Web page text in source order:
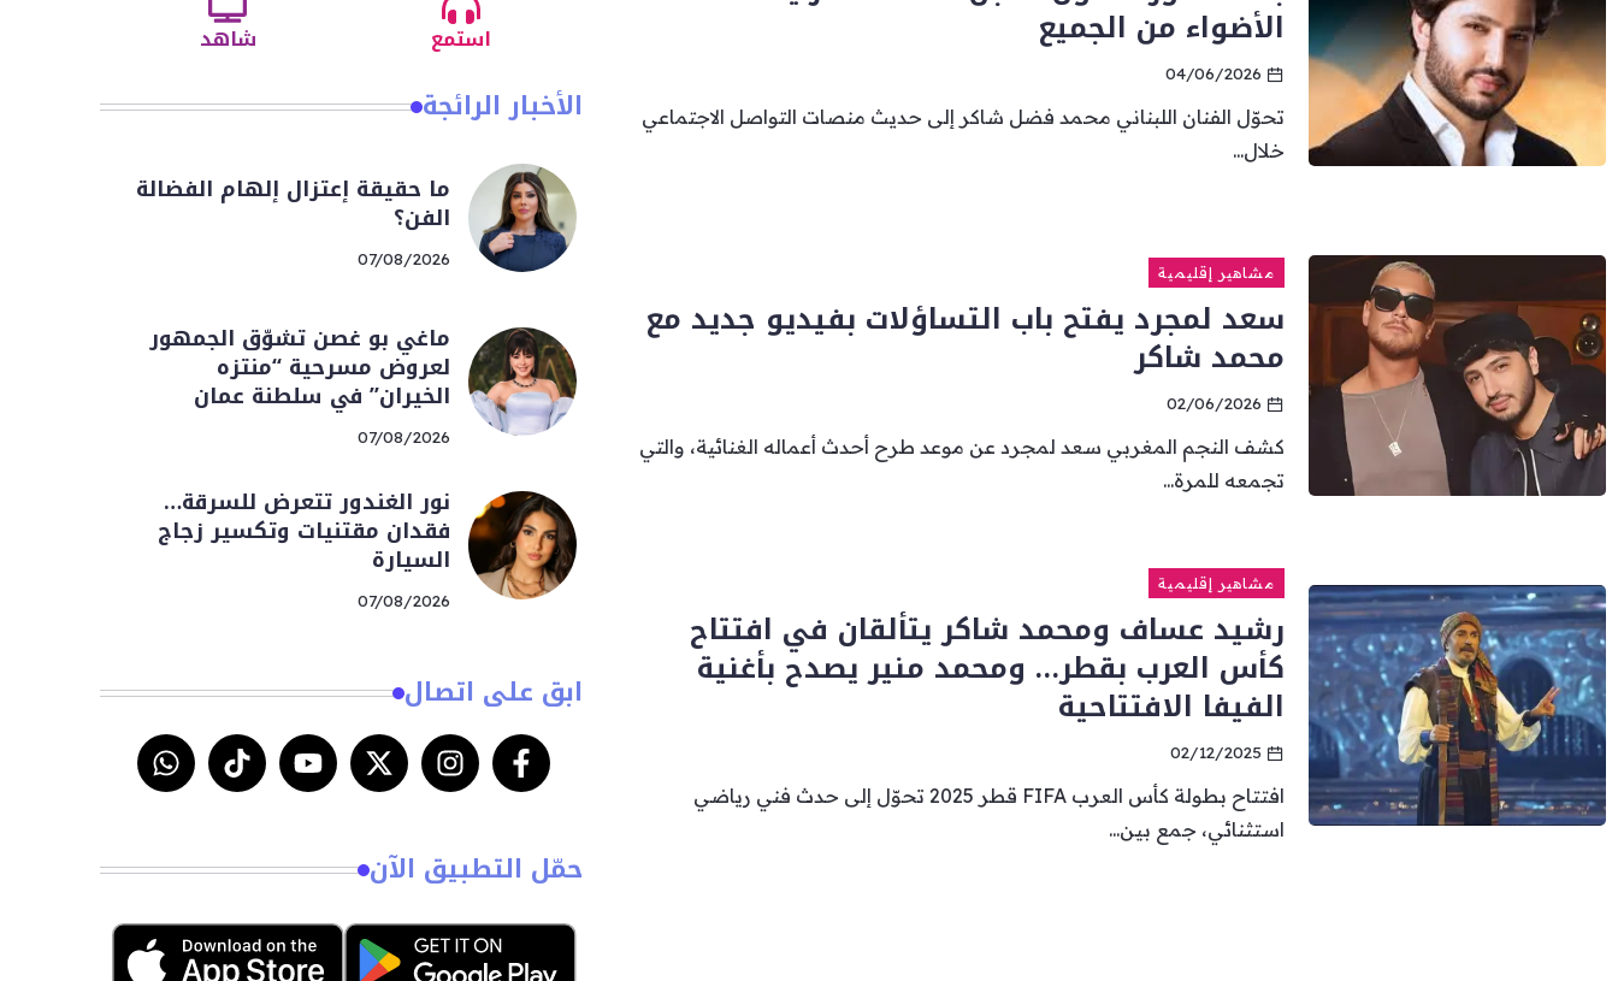
الأضواء من الجميع
04/06/2026
تحوّل الفنان اللبناني محمد فضل شاكر إلى حديث منصات التواصل الاجتماعي
خلال...
مشاهير إقليمية
سعد لمجرد يفتح باب التساؤلات بفيديو جديد مع
محمد شاكر
02/06/2026
كشف النجم المغربي سعد لمجرد عن موعد طرح أحدث أعماله الغنائية، والتي
تجمعه للمرة...
مشاهير إقليمية
رشيد عساف ومحمد شاكر يتألقان في افتتاح
كأس العرب بقطر… ومحمد منير يصدح بأغنية
الفيفا الافتتاحية
02/12/2025
افتتاح بطولة كأس العرب FIFA قطر 2025 تحوّل إلى حدث فني رياضي
استثنائي، جمع بين...
استمع شاهد
الأخبار الرائجة
ما حقيقة إعتزال إلهام الفضالة
الفن؟
07/08/2026
ماغي بو غصن تشوّق الجمهور
لعروض مسرحية “منتزه
الخيران” في سلطنة عمان
07/08/2026
نور الغندور تتعرض للسرقة…
فقدان مقتنيات وتكسير زجاج
السيارة
07/08/2026
ابق على اتصال
حمّل التطبيق الآن